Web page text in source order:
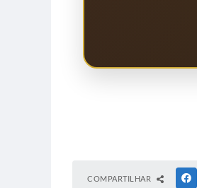
COMPARTILHAR